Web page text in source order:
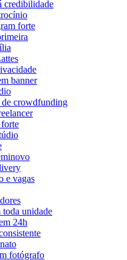
credibilidade
forte
banner
de crowdfunding
e vagas
toda unidade
24h
fotógrafo